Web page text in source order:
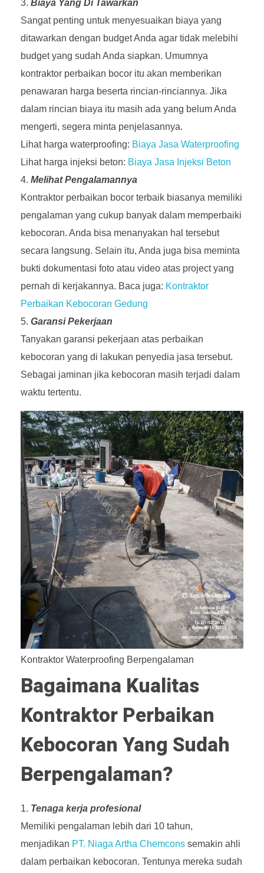
Biaya Yang Di Tawarkan
Sangat penting untuk menyesuaikan biaya yang
ditawarkan dengan budget Anda agar tidak melebihi
budget yang sudah Anda siapkan. Umumnya
kontraktor perbaikan bocor itu akan memberikan
penawaran harga beserta rincian-rinciannya. Jika
dalam rincian biaya itu masih ada yang belum Anda
mengerti, segera minta penjelasannya.
Lihat harga waterproofing: Biaya Jasa Waterproofing
Lihat harga injeksi beton: Biaya Jasa Injeksi Beton
Melihat Pengalamannya
Kontraktor perbaikan bocor terbaik biasanya memiliki
pengalaman yang cukup banyak dalam memperbaiki
kebocoran. Anda bisa menanyakan hal tersebut
secara langsung. Selain itu, Anda juga bisa meminta
bukti dokumentasi foto atau video atas project yang
pernah di kerjakannya. Baca juga: Kontraktor
Perbaikan Kebocoran Gedung
Garansi Pekerjaan
Tanyakan garansi pekerjaan atas perbaikan
kebocoran yang di lakukan penyedia jasa tersebut.
Sebagai jaminan jika kebocoran masih terjadi dalam
waktu tertentu.
Kontraktor Waterproofing Berpengalaman
Bagaimana Kualitas
Kontraktor Perbaikan
Kebocoran Yang Sudah
Berpengalaman?
Tenaga kerja profesional
Memiliki pengalaman lebih dari 10 tahun,
menjadikan PT. Niaga Artha Chemcons semakin ahli
dalam perbaikan kebocoran. Tentunya mereka sudah